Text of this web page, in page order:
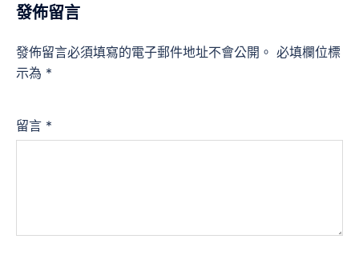
發佈留言
發佈留言必須填寫的電子郵件地址不會公開。 必填欄位標
示為 *
留言 *